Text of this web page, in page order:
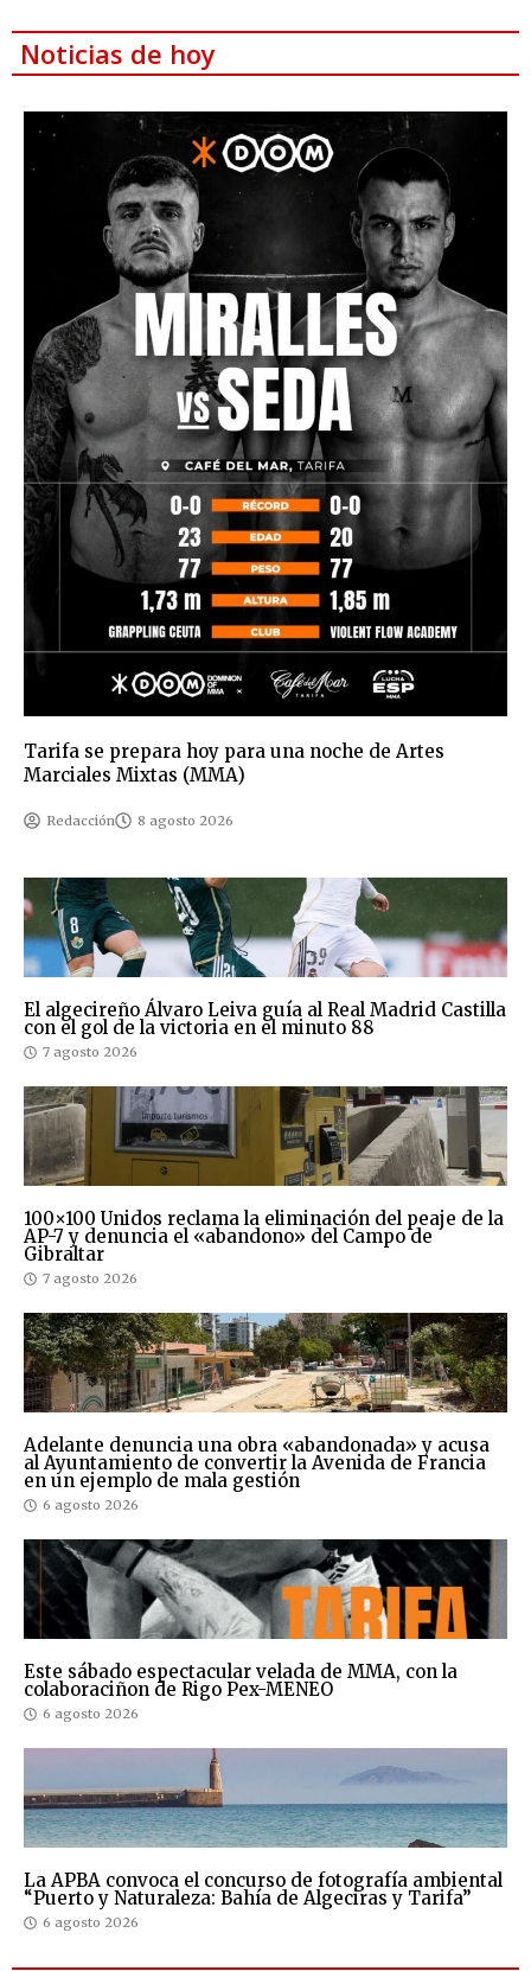
Noticias de hoy
Tarifa se prepara hoy para una noche de Artes
Marciales Mixtas (MMA)
Redacción 8 agosto 2026
El algecireño Álvaro Leiva guía al Real Madrid Castilla
con el gol de la victoria en el minuto 88
7 agosto 2026
100×100 Unidos reclama la eliminación del peaje de la
AP-7 y denuncia el «abandono» del Campo de
Gibraltar
7 agosto 2026
Adelante denuncia una obra «abandonada» y acusa
al Ayuntamiento de convertir la Avenida de Francia
en un ejemplo de mala gestión
6 agosto 2026
Este sábado espectacular velada de MMA, con la
colaboraciñon de Rigo Pex-MENEO
6 agosto 2026
La APBA convoca el concurso de fotografía ambiental
“Puerto y Naturaleza: Bahía de Algeciras y Tarifa”
6 agosto 2026